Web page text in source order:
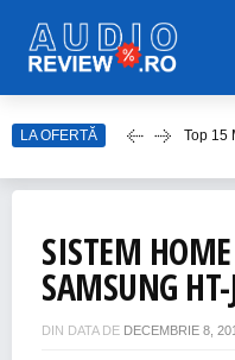
LA OFERTĂ Top
Top 15
Top 15
SISTEM
SAMSUNG
DIN DATA DE DECEMBRIE 8,